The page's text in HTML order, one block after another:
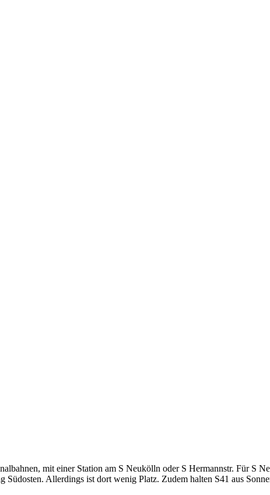
mit einer Station am S Neukölln oder S Hermannstr. Für S
Allerdings ist dort wenig Platz. Zudem halten S41 aus